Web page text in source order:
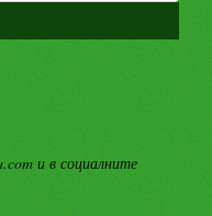
и в социалните